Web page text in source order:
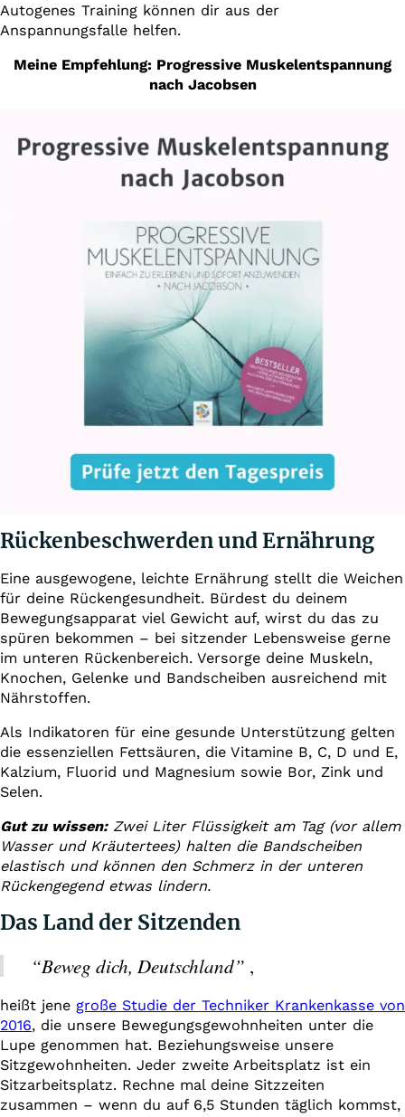
Autogenes Training können dir aus der
Anspannungsfalle helfen.
Meine Empfehlung: Progressive Muskelentspannung
nach Jacobsen
Rückenbeschwerden und Ernährung
Eine ausgewogene, leichte Ernährung stellt die Weichen
für deine Rückengesundheit. Bürdest du deinem
Bewegungsapparat viel Gewicht auf, wirst du das zu
spüren bekommen – bei sitzender Lebensweise gerne
im unteren Rückenbereich. Versorge deine Muskeln,
Knochen, Gelenke und Bandscheiben ausreichend mit
Nährstoffen.
Als Indikatoren für eine gesunde Unterstützung gelten
die essenziellen Fettsäuren, die Vitamine B, C, D und E,
Kalzium, Fluorid und Magnesium sowie Bor, Zink und
Selen.
Gut zu wissen:Zwei Liter Flüssigkeit am Tag (vor allem
Wasser und Kräutertees) halten die Bandscheiben
elastisch und können den Schmerz in der unteren
Rückengegend etwas lindern.
Das Land der Sitzenden
“Beweg dich, Deutschland” ,
heißt jene große Studie der Techniker Krankenkasse von
2016, die unsere Bewegungsgewohnheiten unter die
Lupe genommen hat. Beziehungsweise unsere
Sitzgewohnheiten. Jeder zweite Arbeitsplatz ist ein
Sitzarbeitsplatz. Rechne mal deine Sitzzeiten
zusammen – wenn du auf 6,5 Stunden täglich kommst,